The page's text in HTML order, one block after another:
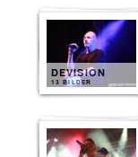
DEVISION
13 BILDER